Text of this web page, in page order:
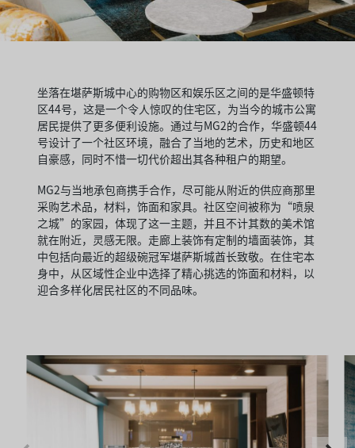
坐落在堪萨斯城中心的购物区和娱乐区之间的是华盛顿特
区44号，这是一个令人惊叹的住宅区，为当今的城市公寓
居民提供了更多便利设施。通过与MG2的合作，华盛顿44
号设计了一个社区环境，融合了当地的艺术，历史和地区
自豪感，同时不惜一切代价超出其各种租户的期望。
MG2与当地承包商携手合作，尽可能从附近的供应商那里
采购艺术品，材料，饰面和家具。社区空间被称为“喷泉
之城”的家园，体现了这一主题，并且不计其数的美术馆
就在附近，灵感无限。走廊上装饰有定制的墙面装饰，其
中包括向最近的超级碗冠军堪萨斯城酋长致敬。在住宅本
身中，从区域性企业中选择了精心挑选的饰面和材料，以
迎合多样化居民社区的不同品味。